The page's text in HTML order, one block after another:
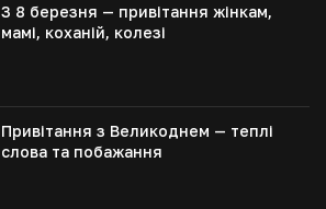
З 8 березня — привітання жінкам,
мамі, коханій, колезі
Привітання з Великоднем — теплі
слова та побажання